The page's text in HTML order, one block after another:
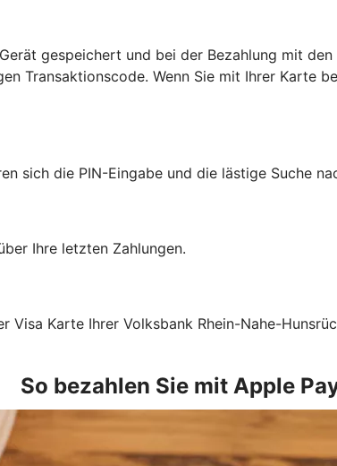
gespeichert und bei der Bezahlung mit
Transaktionscode. Wenn Sie mit Ihrer Karte
sich die PIN-Eingabe und die lästige Suche
Ihre letzten Zahlungen.
Karte Ihrer Volksbank Rhein-Nahe-
So bezahlen Sie mit Apple